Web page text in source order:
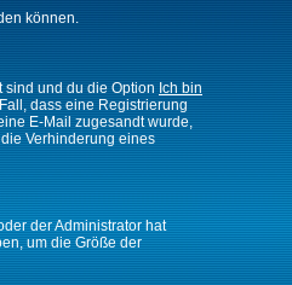
können.
sind und du die Option Ich bin
dass eine Registrierung
E-Mail zugesandt wurde,
Verhinderung eines
der Administrator hat
um die Größe der